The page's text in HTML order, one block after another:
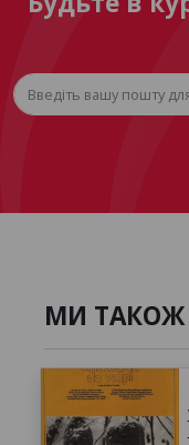
МИ